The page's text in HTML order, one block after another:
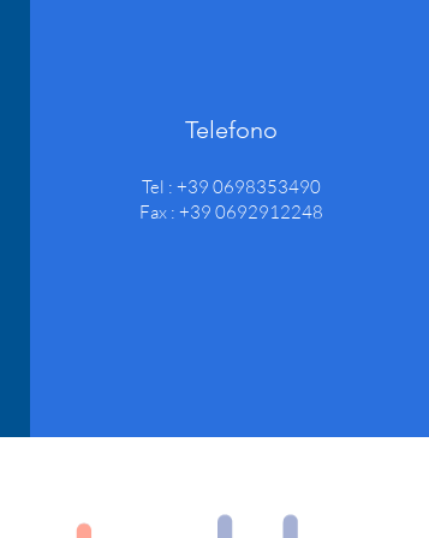
Telefono
Tel : +39 0698353490
Fax : +39 0692912248